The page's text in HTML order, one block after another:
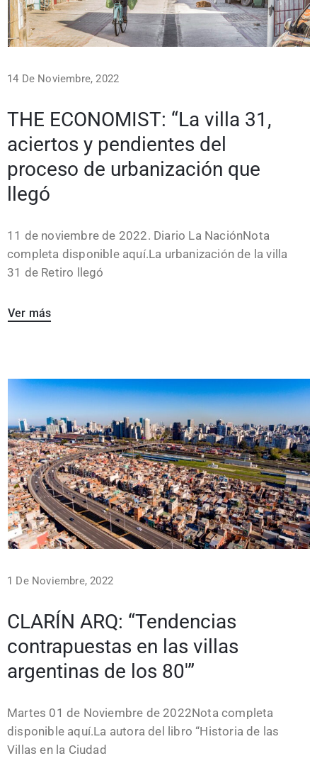
14 De Noviembre, 2022
THE ECONOMIST: “La villa 31,
aciertos y pendientes del
proceso de urbanización que
llegó
11 de noviembre de 2022. Diario La NaciónNota
completa disponible aquí.La urbanización de la villa
31 de Retiro llegó
Ver más
1 De Noviembre, 2022
CLARÍN ARQ: “Tendencias
contrapuestas en las villas
argentinas de los 80′”
Martes 01 de Noviembre de 2022Nota completa
disponible aquí.La autora del libro “Historia de las
Villas en la Ciudad